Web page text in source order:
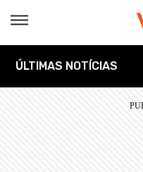
ÚLTIMAS NOTÍCIAS